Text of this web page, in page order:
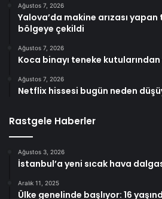
Ağustos 7, 2026
Yalova’da makine arızası
bölgeye çekildi
Ağustos 7, 2026
Koca binayı teneke
Ağustos 7, 2026
Netflix hissesi bugün neden
Rastgele Haberler
Ağustos 3, 2026
İstanbul’a yeni sıcak hava
Aralık 11, 2025
Ülke genelinde başlıyor: 16